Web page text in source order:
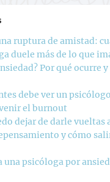
ruptura de amistad:
duele más de lo que
Por qué ocurre y
debe ver un
el burnout
dejar de darle vueltas
y cómo
una psicóloga por